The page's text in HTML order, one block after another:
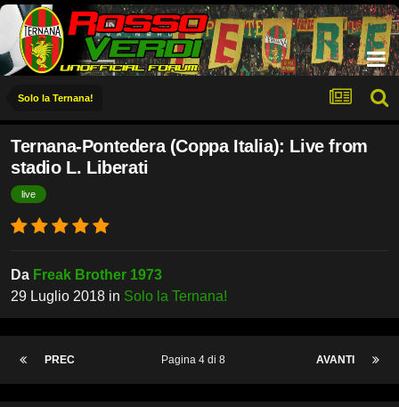
Solo la Ternana!
Ternana-Pontedera (Coppa Italia): Live from
stadio L. Liberati
live
Da Freak Brother 1973
29 Luglio 2018 in Solo la Ternana!
PREC AVANTI
Pagina 4 di 8